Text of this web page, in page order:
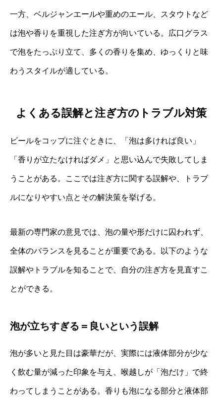
一方、ベルジャンエールや重めのエール、スタウトなど
は泡や香りを重視した注ぎ方が向いている。広口グラス
で泡をたっぷり立て、多くの香りを集め、ゆっくりと味
わうスタイルが適している。
よくある誤解と注ぎ方のトラブル対策
ビールをコップに注ぐときに、「泡は多ければ良い」
「香りが立たなければダメ」と思い込んで失敗してしま
うことがある。ここでは注ぎ方に関する誤解や、トラブ
ルになりやすい点とその解決策を挙げる。
最新の専門家の意見では、泡の量や形だけに囚われず、
全体のバランスを見ることが重要である。以下のような
誤解やトラブルを知ることで、自分の注ぎ方を見直すこ
とができる。
泡が立ちすぎる＝良いという誤解
泡が多いと見た目は豪華だが、実際には液体部分が少な
く飲む量が減った印象を与え、喉越しが「泡だけ」で終
わってしまうことがある。香りも泡になる部分と液体部